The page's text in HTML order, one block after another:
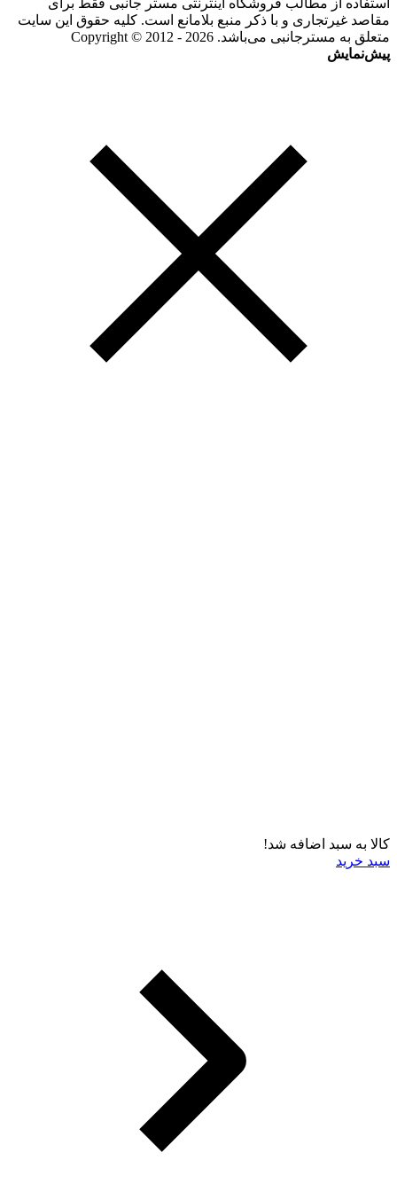
استفاده از مطالب فروشگاه اینترنتی مستر جانبی فقط برای
مقاصد غیرتجاری و با ذکر منبع بلامانع است. کلیه حقوق این سایت
متعلق به مسترجانبی می‌باشد. Copyright © 2012 - 2026
پیش‌نمایش
کالا به سبد اضافه شد!
سبد خرید